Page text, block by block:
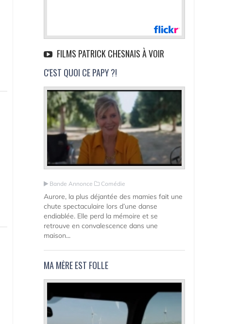
FILMS PATRICK CHESNAIS À VOIR
C'EST QUOI CE PAPY ?!
Bande Annonce Comédie
Aurore, la plus déjantée des mamies fait une
chute spectaculaire lors d’une danse
endiablée. Elle perd la mémoire et se
retrouve en convalescence dans une
maison...
MA MÈRE EST FOLLE